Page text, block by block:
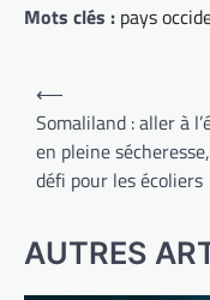
Mots clés : pays
Navigation
de
l’article
⟵
Somaliland : aller à
en pleine
défi pour les écoliers
AUTRES